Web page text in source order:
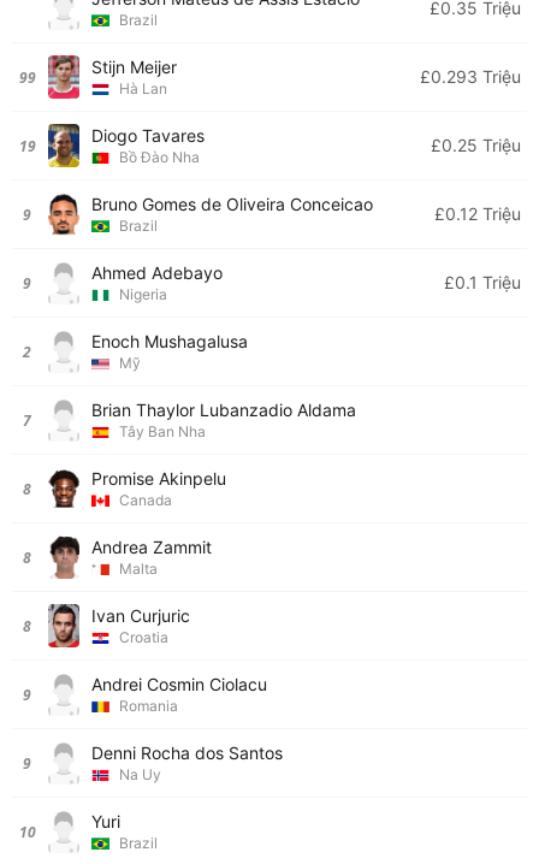
Brazil
£0.35 Triệu
99 Stijn Meijer
Hà Lan
£0.293 Triệu
19 Diogo Tavares
Bồ Đào Nha
£0.25 Triệu
9 Bruno Gomes de Oliveira Conceicao
Brazil
£0.12 Triệu
9 Ahmed Adebayo
Nigeria
£0.1 Triệu
2 Enoch Mushagalusa
Mỹ
7 Brian Thaylor Lubanzadio Aldama
Tây Ban Nha
8 Promise Akinpelu
Canada
8 Andrea Zammit
Malta
8 Ivan Curjuric
Croatia
9 Andrei Cosmin Ciolacu
Romania
9 Denni Rocha dos Santos
Na Uy
10 Yuri
Brazil